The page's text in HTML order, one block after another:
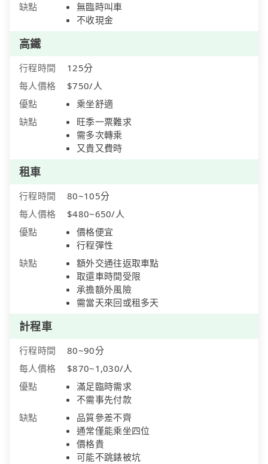
缺點
無臨時叫車
不收現金
高鐵
行程時間
125分
每人價格
$750/人
優點
乘坐舒適
缺點
旺季一票難求
需多次轉乘
又貴又費時
租車
行程時間
80~105分
每人價格
$480~650/人
優點
價格便宜
行程彈性
缺點
額外交通往返取車點
取還車時間受限
承擔額外風險
需當天來回或租多天
計程車
行程時間
80~90分
每人價格
$870~1,030/人
優點
滿足臨時需求
不需事先付款
缺點
品質參差不齊
通常僅能乘坐四位
價格貴
可能不跳錶被坑